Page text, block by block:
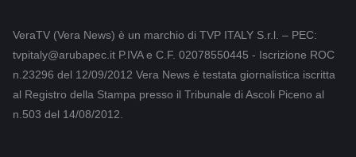
VeraTV (Vera News) è un marchio di TVP ITALY S.r.l. – PEC:
tvpitaly@arubapec.it P.IVA e C.F. 02078550445 - Iscrizione ROC
n.23296 del 12/09/2012 Vera News è testata giornalistica iscritta
al Registro della Stampa presso il Tribunale di Ascoli Piceno al
n.503 del 14/08/2012.